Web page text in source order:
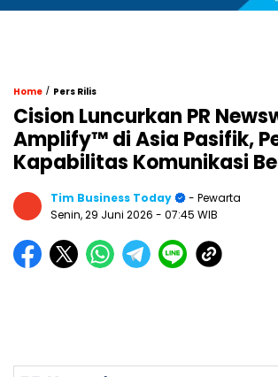
Home / Pers Rilis
Cision Luncurkan PR
Amplify™ di Asia Pasifik,
Kapabilitas Komunikasi
Tim Business Today
- Pewarta
Senin, 29 Juni 2026 - 07:45 WIB